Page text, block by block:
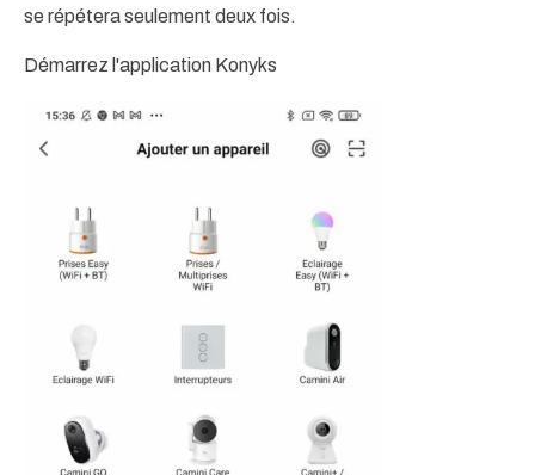
se répétera seulement deux fois.
Démarrez l'application Konyks